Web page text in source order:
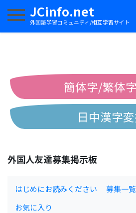
JCinfo.net
外国語学習コミュニティ/相互学習サイト
ナビゲーションを切り替える
簡体字/繁体
日中漢字
外国人友達募集掲示板
はじめにお読みください 募集一覧
お気に入り